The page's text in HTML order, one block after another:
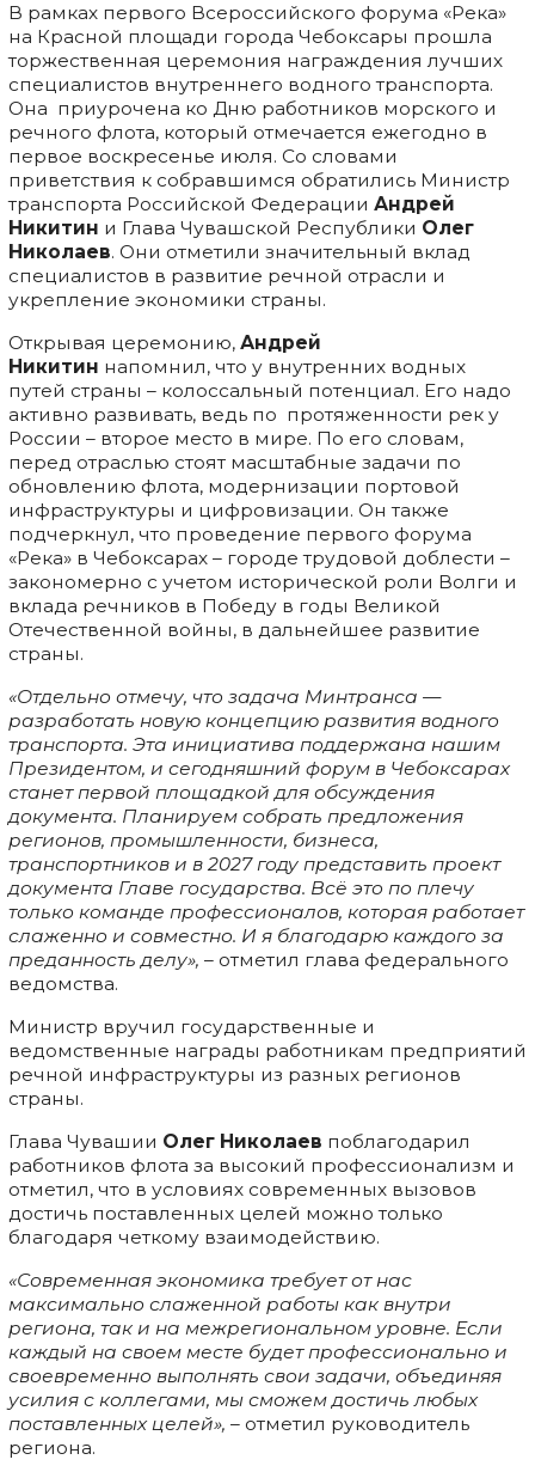
В рамках первого Всероссийского форума «Река»
на Красной площади города Чебоксары прошла
торжественная церемония награждения лучших
специалистов внутреннего водного транспорта.
Она приурочена ко Дню работников морского и
речного флота, который отмечается ежегодно в
первое воскресенье июля. Со словами
приветствия к собравшимся обратились Министр
транспорта Российской Федерации Андрей
Никитин и Глава Чувашской Республики Олег
Николаев. Они отметили значительный вклад
специалистов в развитие речной отрасли и
укрепление экономики страны.
Открывая церемонию, Андрей
Никитин напомнил, что у внутренних водных
путей страны – колоссальный потенциал. Его надо
активно развивать, ведь по протяженности рек у
России – второе место в мире. По его словам,
перед отраслью стоят масштабные задачи по
обновлению флота, модернизации портовой
инфраструктуры и цифровизации. Он также
подчеркнул, что проведение первого форума
«Река» в Чебоксарах – городе трудовой доблести –
закономерно с учетом исторической роли Волги и
вклада речников в Победу в годы Великой
Отечественной войны, в дальнейшее развитие
страны.
«Отдельно отмечу, что задача Минтранса —
разработать новую концепцию развития водного
транспорта. Эта инициатива поддержана нашим
Президентом, и сегодняшний форум в Чебоксарах
станет первой площадкой для обсуждения
документа. Планируем собрать предложения
регионов, промышленности, бизнеса,
транспортников и в 2027 году представить проект
документа Главе государства. Всё это по плечу
только команде профессионалов, которая работает
слаженно и совместно. И я благодарю каждого за
преданность делу», – отметил глава федерального
ведомства.
Министр вручил государственные и
ведомственные награды работникам предприятий
речной инфраструктуры из разных регионов
страны.
Глава Чувашии Олег Николаев поблагодарил
работников флота за высокий профессионализм и
отметил, что в условиях современных вызовов
достичь поставленных целей можно только
благодаря четкому взаимодействию.
«Современная экономика требует от нас
максимально слаженной работы как внутри
региона, так и на межрегиональном уровне. Если
каждый на своем месте будет профессионально и
своевременно выполнять свои задачи, объединяя
усилия с коллегами, мы сможем достичь любых
поставленных целей», – отметил руководитель
региона.